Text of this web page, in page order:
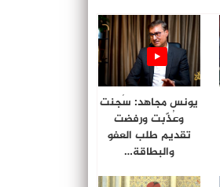
يونس مجاهد: سُجنت
وعُذّبت ورفضت
تقديم طلب العفو
والبطاقة…